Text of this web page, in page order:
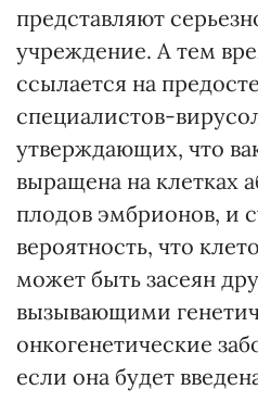
представляют
учреждение. А тем
ссылается на
специалистов-
утверждающих, что
выращена на клетках
плодов эмбрионов, и
вероятность, что
может быть засеян
вызывающими
онкогенетические
если она будет